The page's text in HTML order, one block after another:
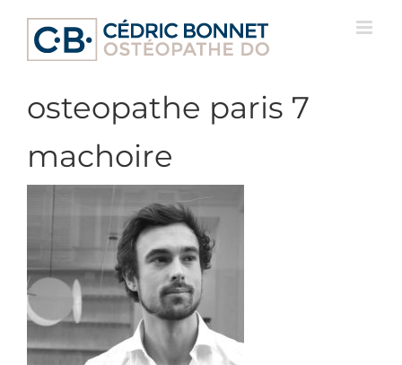
contenu
osteopathe paris 7
machoire